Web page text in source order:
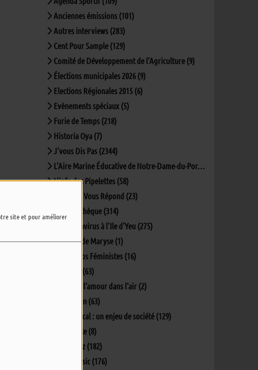
site et pour améliorer
Anciennes émissions (101)
Autres interviews (283)
Cent Pour Sample (129)
Comité de Développement de l'Agriculture (9)
Élections municipales 2026 (9)
Elections Régionales 2015 (6)
Evènements spéciaux (5)
Furie de Temps (218)
Historia Oya (7)
J'vous Dis Pas (2344)
L'Aire Marine Éducative de Notre-Dame-du-Port (4)
L'info des Pipelettes (58)
La Mairie Vous Répond (23)
La Pockythèque (314)
Le coronavirus à l'Ile d'Yeu (275)
Lectures de Maryse (1)
Les Ec(h)os Féministes (16)
Matinale (63)
Oh y'a de l'amour dans l'air (2)
Parlons-en (63)
Penser local : un enjeu de société (129)
Percept'île (8)
Phil's Jazz (182)
Phil's Music (176)